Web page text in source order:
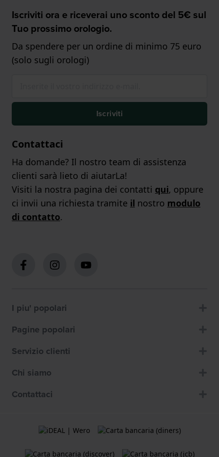
Iscriviti ora e riceverai uno sconto del 5€ sul
Tuo prossimo orologio.
Da spendere per un ordine di minimo 75 euro
(solo sugli orologi)
Iscriviti
Contattaci
Ha domande? Il nostro team di assistenza
clienti sarà lieto di aiutarLa!
Visiti la nostra pagina dei contatti qui, oppure
ci invii una richiesta tramite il nostro modulo
di contatto.
I piu' popolari
Pagine popolari
Servizio clienti
Chi siamo
Contattaci